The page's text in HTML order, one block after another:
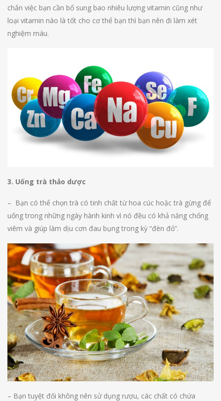
chắn việc bạn cần bổ sung bao nhiêu lượng vitamin cũng như
loại vitamin nào là tốt cho cơ thể bạn thì bạn nên đi làm xét
nghiệm máu.
3. Uống trà thảo dược
– Bạn có thể chọn trà có tinh chất từ hoa cúc hoặc trà gừng để
uống trong những ngày hành kinh vì nó đều có khả năng chống
viêm và giúp làm dịu cơn đau bụng trong kỳ “đèn đỏ”.
– Bạn tuyệt đối không nên sử dụng rượu, các chất có chứa